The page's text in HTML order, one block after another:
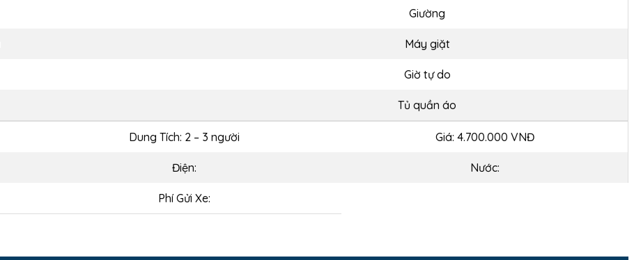
Giường
Máy giặt
Giờ tự do
Tủ quần áo
Dung Tích: 2 – 3 người Giá: 4.700.000 VNĐ
Điện: Nước:
Phí Gửi Xe: